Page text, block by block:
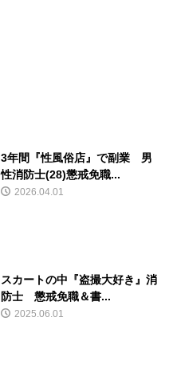
3年間『性風俗店』で副業 男
性消防士(28)懲戒免職...
2026.04.01
スカートの中『盗撮大好き』消
防士 懲戒免職＆書...
2025.06.01